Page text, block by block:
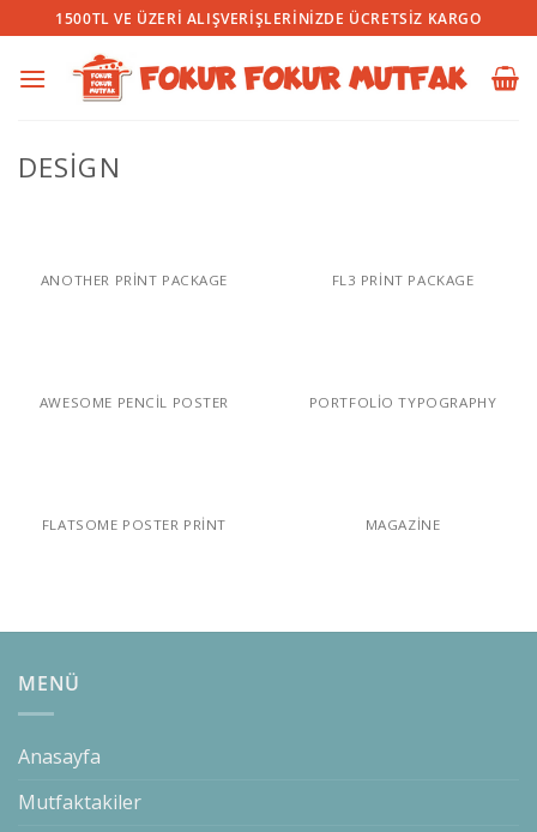
İçeriğe
atla
1500TL VE ÜZERI ALIŞVERIŞLERINIZDE ÜCRETSIZ KARGO
DESIGN
ANOTHER PRINT PACKAGE FL3 PRINT PACKAGE
AWESOME PENCIL POSTER PORTFOLIO TYPOGRAPHY
FLATSOME POSTER PRINT MAGAZINE
MENÜ
Anasayfa
Mutfaktakiler